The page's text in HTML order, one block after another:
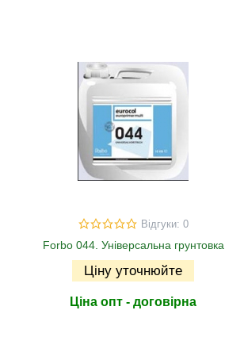
Відгуки: 0
Forbo 044. Універсальна грунтовка
Ціну уточнюйте
Ціна опт - договірна